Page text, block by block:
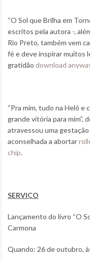
“O Sol que Brilha em
escritos pela autora -,
Rio Preto, também vem
fé e deve inspirar muitos
gratidão download
“Pra mim, tudo na Helô e
grande vitória para mim”,
atravessou uma
aconselhada a abortar
chip.
SERVIÇO
Lançamento do livro “O
Carmona
Quando: 26 de outubro,